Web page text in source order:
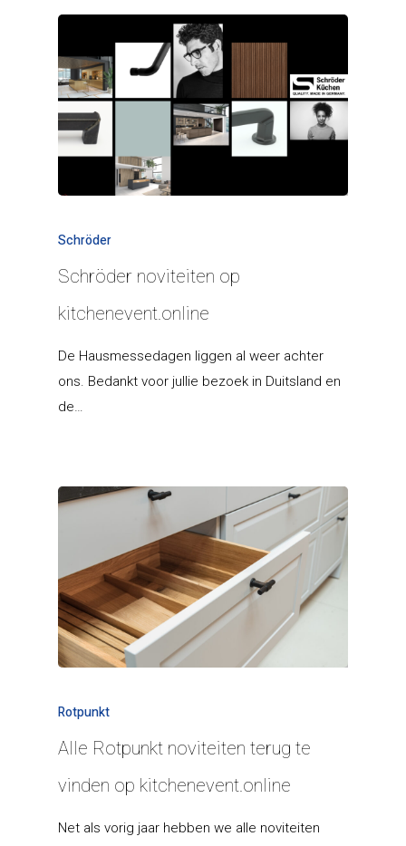
Schröder
Schröder noviteiten op
kitchenevent.online
De Hausmessedagen liggen al weer achter
ons. Bedankt voor jullie bezoek in Duitsland en
de…
Rotpunkt
Alle Rotpunkt noviteiten terug te
vinden op kitchenevent.online
Net als vorig jaar hebben we alle noviteiten
Keukenmeubelen
Klant worden